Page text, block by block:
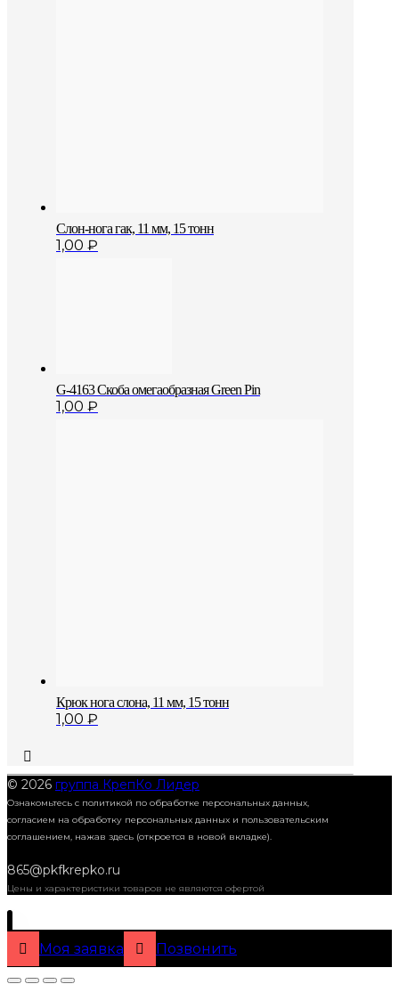
Слон-нога гак, 11 мм, 15 тонн
1,00 ₽
G-4163 Скоба омегаобразная Green Pin
1,00 ₽
Крюк нога слона, 11 мм, 15 тонн
1,00 ₽
© 2026 группа КрепКо Лидер
Ознакомьтесь с политикой по обработке персональных данных,
согласием на обработку персональных данных и пользовательским
соглашением, нажав здесь (откроется в новой вкладке).
865@pkfkrepko.ru
Цены и характеристики товаров не являются офертой
Моя заявка Позвонить